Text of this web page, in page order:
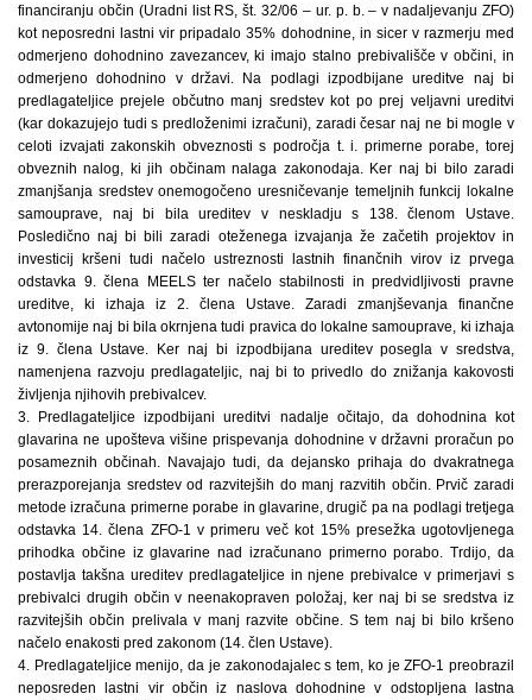
financiranju občin (Uradni list RS, št. 32/06 – ur. p. b. – v nadaljevanju ZFO)
kot neposredni lastni vir pripadalo 35% dohodnine, in sicer v razmerju med
odmerjeno dohodnino zavezancev, ki imajo stalno prebivališče v občini, in
odmerjeno dohodnino v državi. Na podlagi izpodbijane ureditve naj bi
predlagateljice prejele občutno manj sredstev kot po prej veljavni ureditvi
(kar dokazujejo tudi s predloženimi izračuni), zaradi česar naj ne bi mogle v
celoti izvajati zakonskih obveznosti s področja t. i. primerne porabe, torej
obveznih nalog, ki jih občinam nalaga zakonodaja. Ker naj bi bilo zaradi
zmanjšanja sredstev onemogočeno uresničevanje temeljnih funkcij lokalne
samouprave, naj bi bila ureditev v neskladju s 138. členom Ustave.
Posledično naj bi bili zaradi oteženega izvajanja že začetih projektov in
investicij kršeni tudi načelo ustreznosti lastnih finančnih virov iz prvega
odstavka 9. člena MEELS ter načelo stabilnosti in predvidljivosti pravne
ureditve, ki izhaja iz 2. člena Ustave. Zaradi zmanjševanja finančne
avtonomije naj bi bila okrnjena tudi pravica do lokalne samouprave, ki izhaja
iz 9. člena Ustave. Ker naj bi izpodbijana ureditev posegla v sredstva,
namenjena razvoju predlagateljic, naj bi to privedlo do znižanja kakovosti
življenja njihovih prebivalcev.
3. Predlagateljice izpodbijani ureditvi nadalje očitajo, da dohodnina kot
glavarina ne upošteva višine prispevanja dohodnine v državni proračun po
posameznih občinah. Navajajo tudi, da dejansko prihaja do dvakratnega
prerazporejanja sredstev od razvitejših do manj razvitih občin. Prvič zaradi
metode izračuna primerne porabe in glavarine, drugič pa na podlagi tretjega
odstavka 14. člena ZFO-1 v primeru več kot 15% presežka ugotovljenega
prihodka občine iz glavarine nad izračunano primerno porabo. Trdijo, da
postavlja takšna ureditev predlagateljice in njene prebivalce v primerjavi s
prebivalci drugih občin v neenakopraven položaj, ker naj bi se sredstva iz
razvitejših občin prelivala v manj razvite občine. S tem naj bi bilo kršeno
načelo enakosti pred zakonom (14. člen Ustave).
4. Predlagateljice menijo, da je zakonodajalec s tem, ko je ZFO-1 preobrazil
neposreden lastni vir občin iz naslova dohodnine v odstopljena lastna